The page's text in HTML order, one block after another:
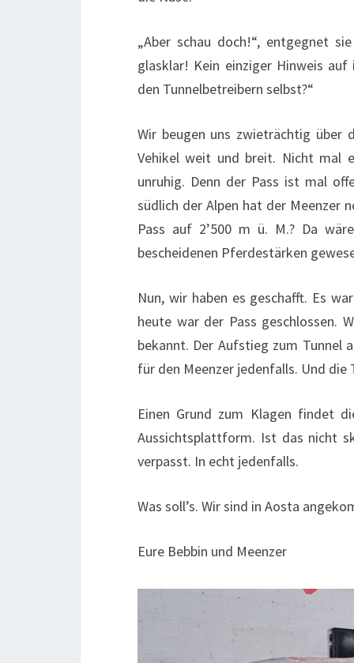
„Aber schau doch!“, entgegnet
glasklar! Kein einziger Hinweis
den Tunnelbetreibern selbst?“
Wir beugen uns zwieträchtig über
Vehikel weit und breit. Nicht mal
unruhig. Denn der Pass ist mal
südlich der Alpen hat der Meenzer
Pass auf 2’500 m ü. M.? Da
bescheidenen Pferdestärken
Nun, wir haben es geschafft. Es
heute war der Pass geschlossen.
bekannt. Der Aufstieg zum Tunnel
für den Meenzer jedenfalls. Und
Einen Grund zum Klagen findet
Aussichtsplattform. Ist das nicht
verpasst. In echt jedenfalls.
Was soll’s. Wir sind in Aosta
Eure Bebbin und Meenzer